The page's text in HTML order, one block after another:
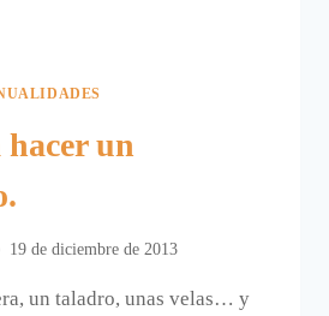
un
19 de diciembre de 2013
un taladro, unas velas… y